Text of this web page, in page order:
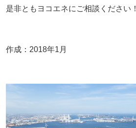
是非ともヨコエネにご相談ください！
作成：2018年1月